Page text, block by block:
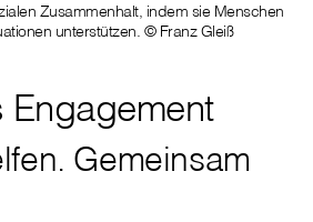
Engagement
Zusammenhalt, indem sie Menschen
unterstützen. © Franz Gleiß
Gemeinsam